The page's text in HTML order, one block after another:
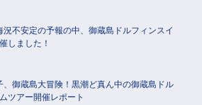
況不安定の予報の中、御蔵島ドルフィンスイ
しました！
、御蔵島大冒険！黒潮ど真ん中の御蔵島ドル
ツアー開催レポート